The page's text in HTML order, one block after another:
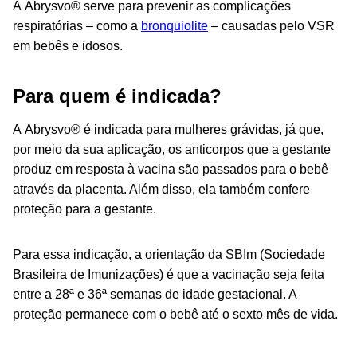
A Abrysvo® serve para prevenir as complicações
respiratórias – como a bronquiolite – causadas pelo VSR
em bebês e idosos.
Para quem é indicada?
A Abrysvo® é indicada para mulheres grávidas, já que,
por meio da sua aplicação, os anticorpos que a gestante
produz em resposta à vacina são passados para o bebê
através da placenta. Além disso, ela também confere
proteção para a gestante.
Para essa indicação, a orientação da SBIm (Sociedade
Brasileira de Imunizações) é que a vacinação seja feita
entre a 28ª e 36ª semanas de idade gestacional. A
proteção permanece com o bebê até o sexto mês de vida.